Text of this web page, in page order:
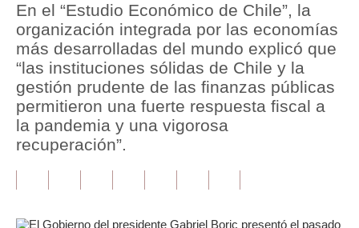
Política
Tu Dinero
Finanzas Personales
Inmobiliarias
Opinión
Editorial
En el “Estudio Económico de Chile”, la
organización integrada por las economías
más desarrolladas del mundo explicó que
“las instituciones sólidas de Chile y la
gestión prudente de las finanzas públicas
permitieron una fuerte respuesta fiscal a
la pandemia y una vigorosa
recuperación”.